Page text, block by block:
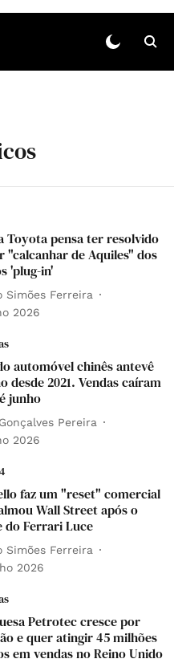
Toyota pensa ter resolvido
"calcanhar de Aquiles" dos
'plug-in'
Simões Ferreira
2026
automóvel chinês antevê
desde 2021. Vendas caíram
junho
Pereira
2026
faz um "reset" comercial
Wall Street após o
do Ferrari Luce
Simões Ferreira
2026
Petrotec cresce por
e quer atingir 45 milhões
em vendas no Reino Unido